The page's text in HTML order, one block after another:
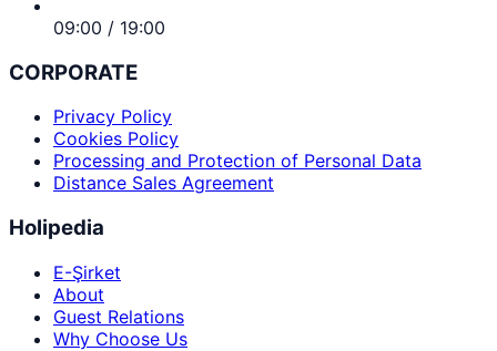
09:00 / 19:00
CORPORATE
Privacy Policy
Cookies Policy
Processing and Protection of Personal Data
Distance Sales Agreement
Holipedia
E-Şirket
About
Guest Relations
Why Choose Us